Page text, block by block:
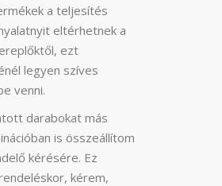
a teljesítés
eltérhetnek a
ezt
legyen szíves
venni.
darabokat más
is összeállítom
kérésére. Ez
kérem,